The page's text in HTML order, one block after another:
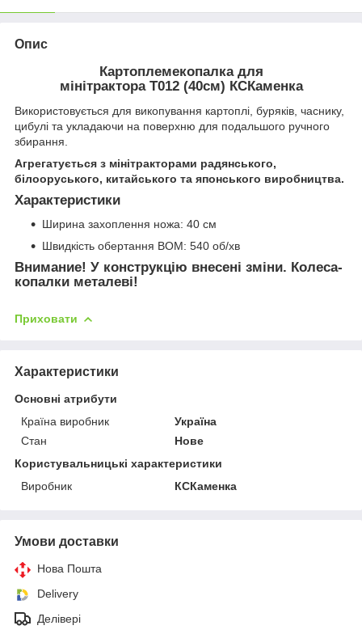
Опис
Картоплемекопалка для
мінітрактора Т012 (40см) КСКаменка
Використовується для викопування картоплі, буряків, часнику,
цибулі та укладаючи на поверхню для подальшого ручного
збирання.
Агрегатується з мінітракторами радянського,
білооруського, китайського та японського виробництва.
Характеристики
Ширина захоплення ножа: 40 см
Швидкість обертання ВОМ: 540 об/хв
Внимание! У конструкцію внесені зміни. Колеса-
копалки металеві!
Приховати
Характеристики
Основні атрибути
Країна виробник
Україна
Стан
Нове
Користувальницькі характеристики
Виробник
КСКаменка
Умови доставки
Нова Пошта
Delivery
Делівері